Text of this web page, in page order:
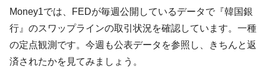
ン』1人当たり賠償10万ウォンを認定 ⇒ 総額3兆7,000億
『Money1』 韓国で猛暑。南東部では干ばつ
『Money1』
韓国型イージス搭載の次世代駆逐艦
「KDDX」1番艦、2032年竣工と公示
Money1では、FEDが毎週公開しているデータで『韓国銀
行』のスワップラインの取引状況を確認しています。一種
の定点観測です。今週も公表データを参照し、きちんと返
済されたかを見てみましょう。